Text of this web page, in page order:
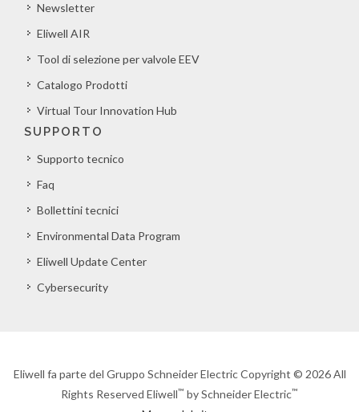
Newsletter
Eliwell AIR
Tool di selezione per valvole EEV
Catalogo Prodotti
Virtual Tour Innovation Hub
SUPPORTO
Supporto tecnico
Faq
Bollettini tecnici
Environmental Data Program
Eliwell Update Center
Cybersecurity
Eliwell fa parte del Gruppo Schneider Electric Copyright © 2026 All
Rights Reserved Eliwell™ by Schneider Electric™